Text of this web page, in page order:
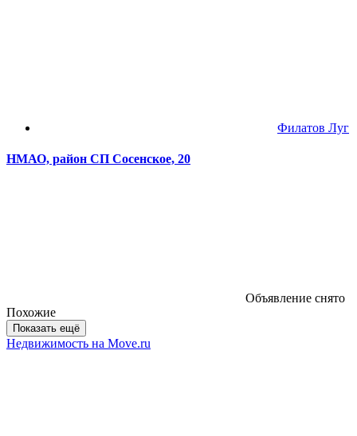
Филатов Луг
НМАО, район СП Сосенское, 20
Объявление снято
Похожие
Показать ещё
Недвижимость на Move.ru